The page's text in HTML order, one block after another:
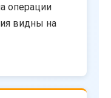
операции
видны на